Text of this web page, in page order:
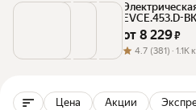
EVCE.453.D-BK
от 8 229 ₽
4.7 (381) · 1.1K
Цена Акции